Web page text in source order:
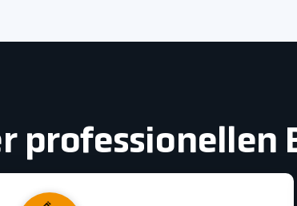
professionellen